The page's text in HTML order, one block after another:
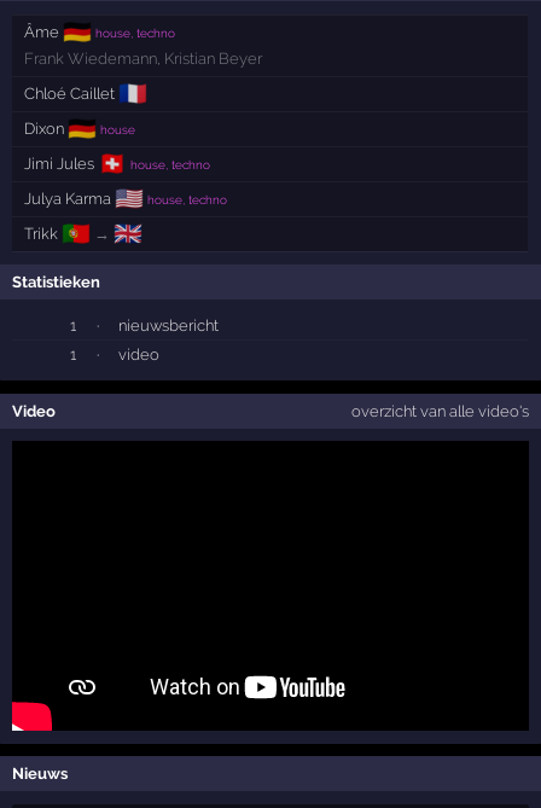
Âme 🇩🇪 house, techno
Frank Wiedemann Kristian Beyer
Chloé Caillet 🇫🇷
Dixon 🇩🇪 house
Jimi Jules 🇨🇭 house, techno
Julya Karma 🇺🇸 house, techno
Trikk 🇵🇹 → 🇬🇧
Statistieken
1 ·
nieuwsbericht
1
· video
Video overzicht van alle video's
Nieuws